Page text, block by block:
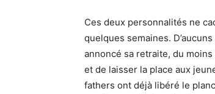
Ces deux personnalités ne
quelques semaines.
annoncé sa retraite, du
et de laisser la place aux
fathers ont déjà libéré le